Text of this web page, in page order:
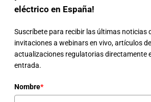
eléctrico en España!
Suscríbete para recibir las últimas noticias
invitaciones a webinars en vivo, artículos
actualizaciones regulatorias directamente
entrada.
Nombre*